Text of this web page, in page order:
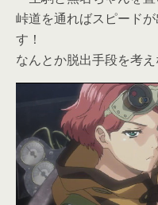
峠道を通ればスピード
す！
なんとか脱出手段を考え